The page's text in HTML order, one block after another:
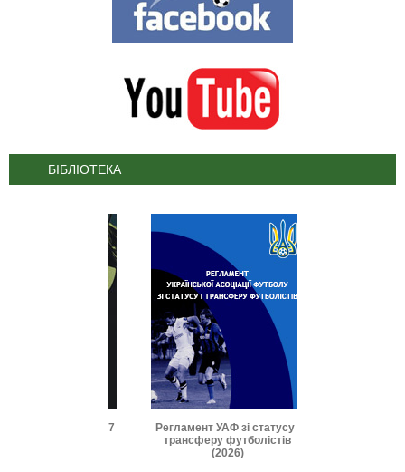
БІБЛІОТЕКА
Регламент УАФ зі статусу і
трансферу футболістів
(2026)